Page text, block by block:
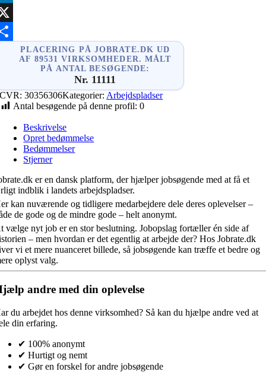
PLACERING PÅ JOBRATE.DK UD
AF 89531 VIRKSOMHEDER. MÅLT
PÅ ANTAL BESØGENDE:
Nr. 11111
CVR:30356306Kategorier: Arbejdspladser
Antal besøgende på denne profil: 0
Beskrivelse
Opret bedømmelse
Bedømmelser
Stjerner
er en dansk platform, der hjælper jobsøgende med at få et
indblik i landets arbejdspladser.
kan nuværende og tidligere medarbejdere dele deres oplevelser –
de gode og de mindre gode – helt anonymt.
vælge nyt job er en stor beslutning. Jobopslag fortæller én side af
– men hvordan er det egentlig at arbejde der? Hos Jobrate.dk
vi et mere nuanceret billede, så jobsøgende kan træffe et bedre og
oplyst valg.
andre med din oplevelse
du arbejdet hos denne virksomhed? Så kan du hjælpe andre ved at
din erfaring.
✔ 100% anonymt
✔ Hurtigt og nemt
✔ Gør en forskel for andre jobsøgende